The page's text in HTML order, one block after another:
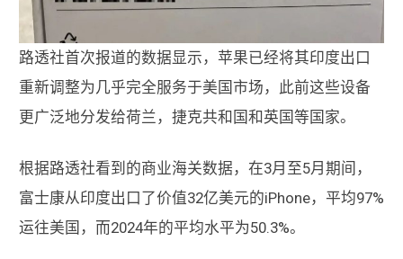
路透社首次报道的数据显示，苹果已经将其印度出口
重新调整为几乎完全服务于美国市场，此前这些设备
更广泛地分发给荷兰，捷克共和国和英国等国家。
根据路透社看到的商业海关数据，在3月至5月期间，
富士康从印度出口了价值32亿美元的iPhone，平均97%
运往美国，而2024年的平均水平为50.3%。